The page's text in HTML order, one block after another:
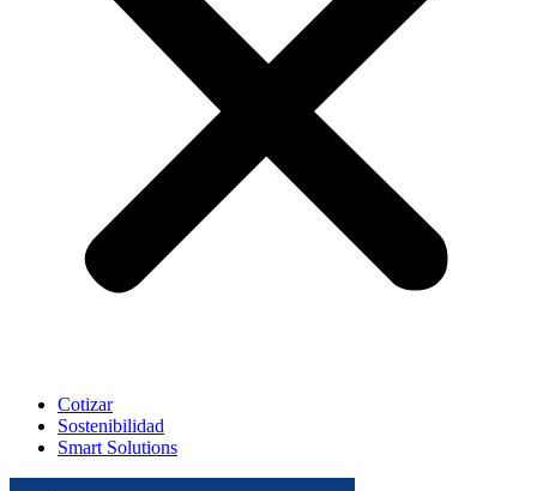
Cotizar
Sostenibilidad
Smart Solutions